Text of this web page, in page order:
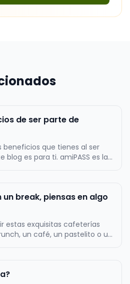
de ser parte de
beneficios que tienes al ser
blog es para ti. amiPASS es la
break, piensas en algo
estas exquisitas cafeterías
un café, un pastelito o un